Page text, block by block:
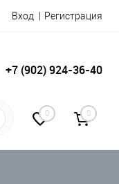
Вход Регистрация
+7 (902) 924-36-40
0 0